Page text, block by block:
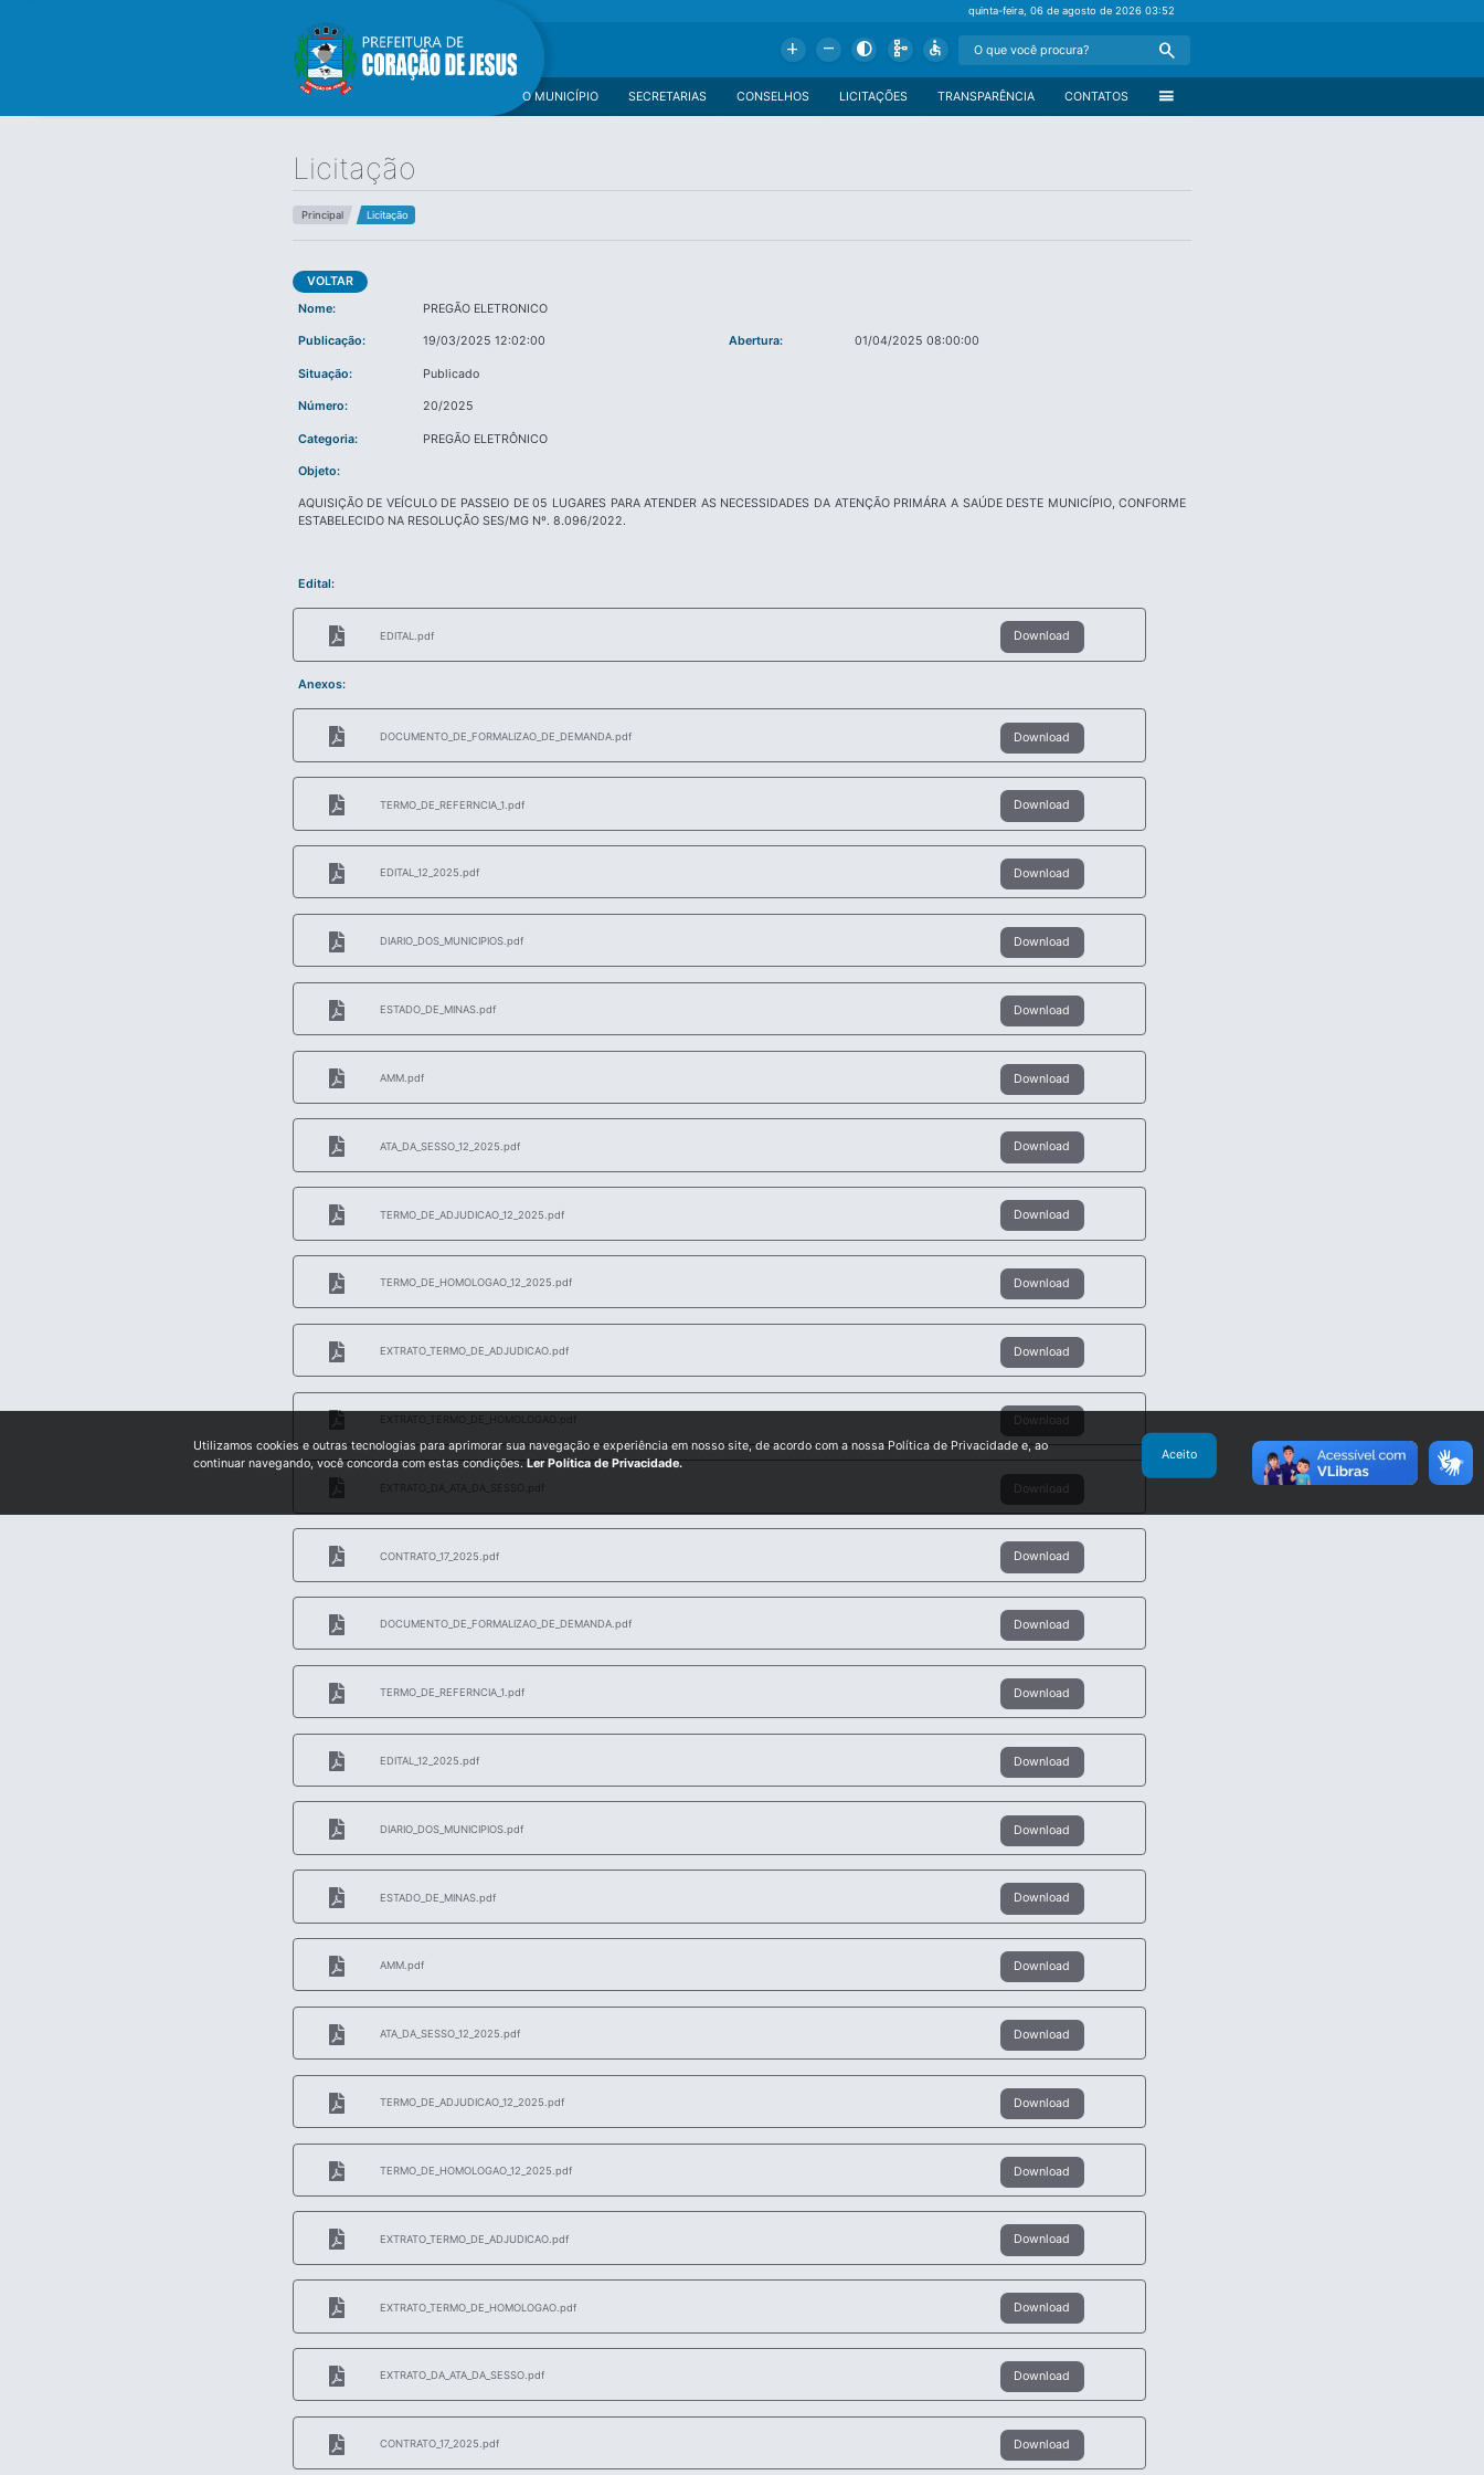
quinta-feira, 06 de agosto de 202603:52
Add Remove Contrast Schema Accessible Search
menu
CONTATOS
TRANSPARÊNCIA
LICITAÇÕES
CONSELHOS
SECRETARIAS
O MUNICÍPIO
Licitação
Principal Licitação
VOLTAR
Nome:
PREGÃO ELETRONICO
Publicação: 19/03/2025 12:02:00 Abertura: 01/04/2025 08:00:00
Situação: Publicado
Número: 20/2025
Categoria: PREGÃO ELETRÔNICO
Objeto:
AQUISIÇÃO DE VEÍCULO DE PASSEIO DE 05 LUGARES PARA ATENDER AS NECESSIDADES DA ATENÇÃO PRIMÁRA A SAÚDE DESTE MUNICÍPIO, CONFORME
ESTABELECIDO NA RESOLUÇÃO SES/MG Nº. 8.096/2022.
Edital:
EDITAL.pdf Download
Anexos:
DOCUMENTO_DE_FORMALIZAO_DE_DEMANDA.pdf Download
TERMO_DE_REFERNCIA_1.pdf Download
EDITAL_12_2025.pdf Download
DIARIO_DOS_MUNICIPIOS.pdf Download
ESTADO_DE_MINAS.pdf Download
AMM.pdf Download
ATA_DA_SESSO_12_2025.pdf Download
TERMO_DE_ADJUDICAO_12_2025.pdf Download
TERMO_DE_HOMOLOGAO_12_2025.pdf Download
EXTRATO_TERMO_DE_ADJUDICAO.pdf Download
EXTRATO_TERMO_DE_HOMOLOGAO.pdf Download
EXTRATO_DA_ATA_DA_SESSO.pdf Download
CONTRATO_17_2025.pdf Download
DOCUMENTO_DE_FORMALIZAO_DE_DEMANDA.pdf Download
TERMO_DE_REFERNCIA_1.pdf Download
EDITAL_12_2025.pdf Download
DIARIO_DOS_MUNICIPIOS.pdf Download
ESTADO_DE_MINAS.pdf Download
AMM.pdf Download
ATA_DA_SESSO_12_2025.pdf Download
TERMO_DE_ADJUDICAO_12_2025.pdf Download
TERMO_DE_HOMOLOGAO_12_2025.pdf Download
EXTRATO_TERMO_DE_ADJUDICAO.pdf Download
EXTRATO_TERMO_DE_HOMOLOGAO.pdf Download
EXTRATO_DA_ATA_DA_SESSO.pdf Download
CONTRATO_17_2025.pdf Download
Utilizamos cookies e outras tecnologias para aprimorar sua navegação e experiência em nosso site, de acordo com a nossa Política de Privacidade e, ao
continuar navegando, você concorda com estas condições.Ler Política de Privacidade.
Aceito